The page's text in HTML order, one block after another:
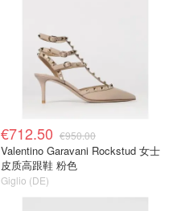
€712.50 €950.00
Valentino Garavani Rockstud 女士
皮质高跟鞋 粉色
Giglio (DE)